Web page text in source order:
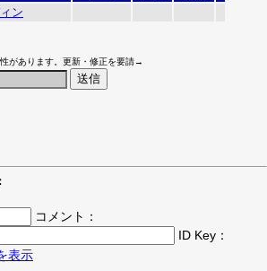
ン
があります。更新・修正を要請→
コメント：
ID Key：
表示